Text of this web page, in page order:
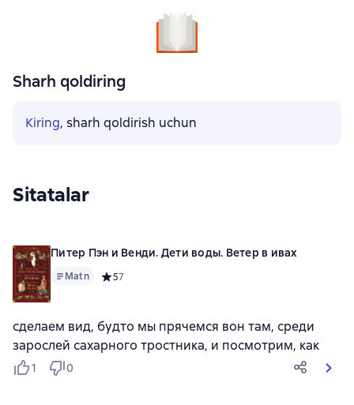
Sharh qoldiring
Kiring, sharh qoldirish uchun
Sitatalar
Питер Пэн и Венди. Дети воды. Ветер в ивах
Matn Средний рейтинг 5 на основе 7 оценок
57
сделаем вид, будто мы прячемся вон там, среди
зарослей сахарного тростника, и посмотрим, как
1 0